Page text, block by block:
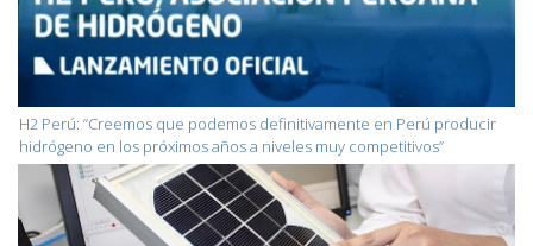
H2 Perú: “Creemos que podemos definitivamente en Perú producir
hidrógeno en los próximos años a niveles muy competitivos”